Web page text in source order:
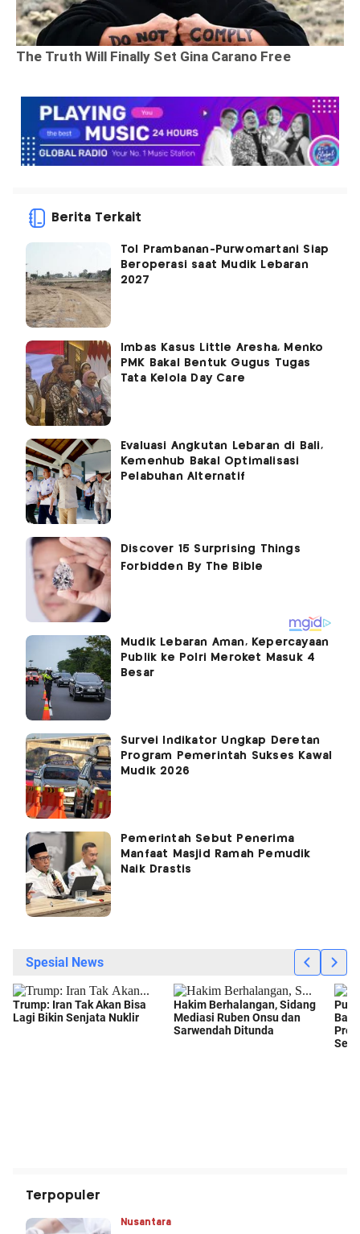
Berita Terkait
Tol Prambanan-Purwomartani Siap
Beroperasi saat Mudik Lebaran
2027
Imbas Kasus Little Aresha, Menko
PMK Bakal Bentuk Gugus Tugas
Tata Kelola Day Care
Evaluasi Angkutan Lebaran di Bali,
Kemenhub Bakal Optimalisasi
Pelabuhan Alternatif
Mudik Lebaran Aman, Kepercayaan
Publik ke Polri Meroket Masuk 4
Besar
Survei Indikator Ungkap Deretan
Program Pemerintah Sukses Kawal
Mudik 2026
Pemerintah Sebut Penerima
Manfaat Masjid Ramah Pemudik
Naik Drastis
Terpopuler
Nusantara